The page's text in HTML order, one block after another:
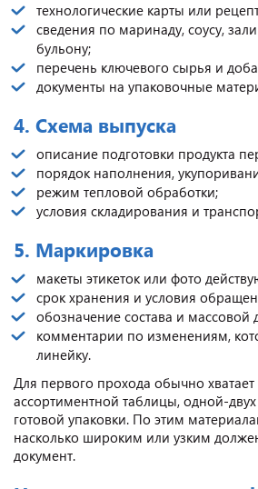
технологические карты или
сведения по маринаду, соусу,
бульону;
перечень ключевого сырья и
документы на упаковочные
4. Схема выпуска
описание подготовки продукта
порядок наполнения,
режим тепловой обработки;
условия складирования и
5. Маркировка
макеты этикеток или фото
срок хранения и условия
обозначение состава и массовой
комментарии по изменениям,
линейку.
Для первого прохода обычно
ассортиментной таблицы, одной-
готовой упаковки. По этим
насколько широким или узким
документ.